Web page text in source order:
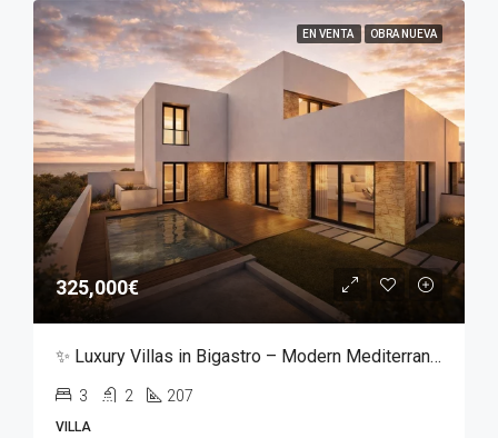
EN VENTA OBRA NUEVA
325,000€
✨ Luxury Villas in Bigastro – Modern Mediterranean Living ✨
3 2 207
VILLA